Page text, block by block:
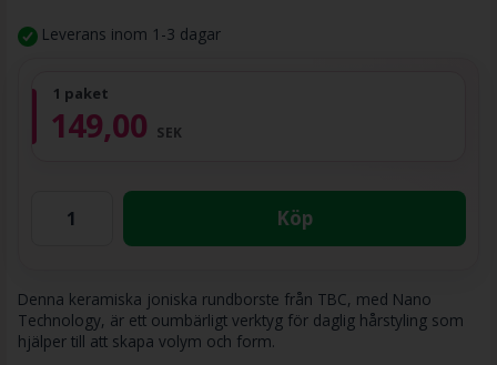
Leverans inom 1-3 dagar
1 paket
149,00 SEK
Köp
Denna keramiska joniska rundborste från TBC, med Nano
Technology, är ett oumbärligt verktyg för daglig hårstyling som
hjälper till att skapa volym och form.